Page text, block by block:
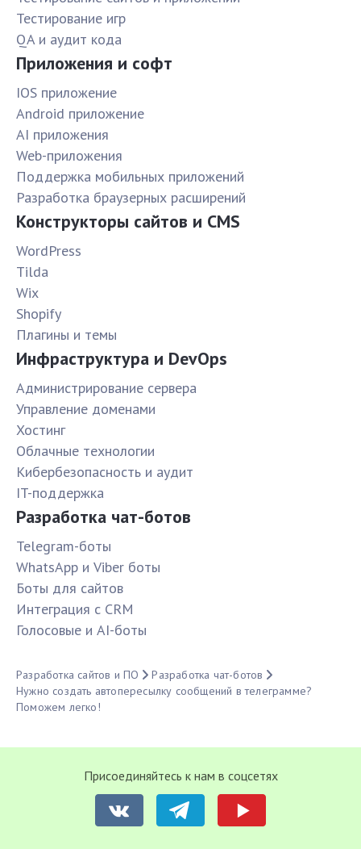
Тестирование игр
QA и аудит кода
Приложения и софт
IOS приложение
Android приложение
AI приложения
Web-приложения
Поддержка мобильных приложений
Разработка браузерных расширений
Конструкторы сайтов и CMS
WordPress
Tilda
Wix
Shopify
Плагины и темы
Инфраструктура и DevOps
Администрирование сервера
Управление доменами
Хостинг
Облачные технологии
Кибербезопасность и аудит
IT-поддержка
Разработка чат-ботов
Telegram-боты
WhatsApp и Viber боты
Боты для сайтов
Интеграция с CRM
Голосовые и AI-боты
Разработка сайтов и ПО
Разработка чат-ботов
Нужно создать автопересылку сообщений в телеграмме?
Поможем легко!
Присоединяйтесь к нам в соцсетях